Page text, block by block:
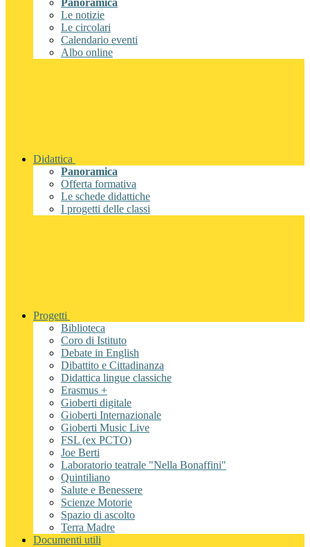
Panoramica
Le notizie
Le circolari
Calendario eventi
Albo online
Didattica
Panoramica
Offerta formativa
Le schede didattiche
I progetti delle classi
Progetti
Biblioteca
Coro di Istituto
Debate in English
Dibattito e Cittadinanza
Didattica lingue classiche
Erasmus +
Gioberti digitale
Gioberti Internazionale
Gioberti Music Live
FSL (ex PCTO)
Joe Berti
Laboratorio teatrale "Nella Bonaffini"
Quintiliano
Salute e Benessere
Scienze Motorie
Spazio di ascolto
Terra Madre
Documenti utili